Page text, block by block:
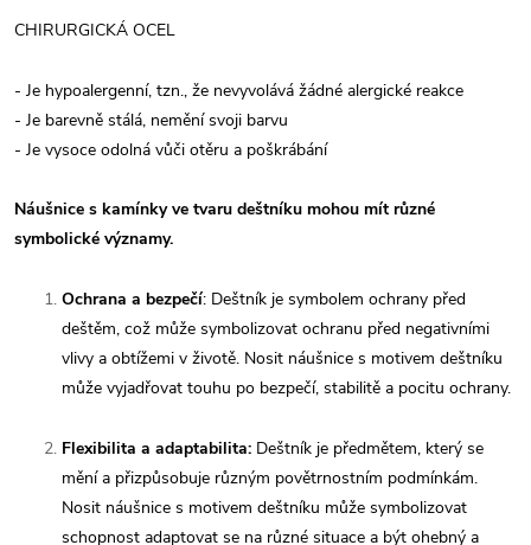
CHIRURGICKÁ OCEL
- Je hypoalergenní, tzn., že nevyvolává žádné alergické reakce
- Je barevně stálá, nemění svoji barvu
- Je vysoce odolná vůči otěru a poškrábání
Náušnice s kamínky ve tvaru deštníku mohou mít různé
symbolické významy.
Ochrana a bezpečí: Deštník je symbolem ochrany před
deštěm, což může symbolizovat ochranu před negativními
vlivy a obtížemi v životě. Nosit náušnice s motivem deštníku
může vyjadřovat touhu po bezpečí, stabilitě a pocitu ochrany.
Flexibilita a adaptabilita: Deštník je předmětem, který se
mění a přizpůsobuje různým povětrnostním podmínkám.
Nosit náušnice s motivem deštníku může symbolizovat
schopnost adaptovat se na různé situace a být ohebný a